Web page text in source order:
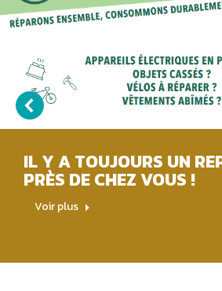
IL Y A TOUJOURS UN
PRÈS DE CHEZ VOUS !
Voir plus